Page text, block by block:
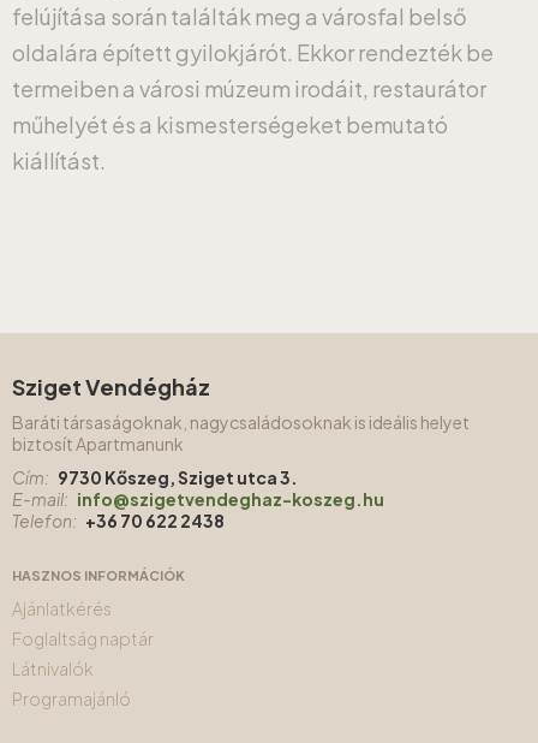
felújítása során találták meg a városfal belső
oldalára épített gyilokjárót. Ekkor rendezték be
termeiben a városi múzeum irodáit, restaurátor
műhelyét és a kismesterségeket bemutató
kiállítást.
Sziget Vendégház
Baráti társaságoknak, nagycsaládosoknak is ideális helyet
biztosít Apartmanunk
Cím: 9730 Kőszeg, Sziget utca 3.
E-mail: info@szigetvendeghaz-koszeg.hu
Telefon: +36 70 622 2438
HASZNOS INFORMÁCIÓK
Ajánlatkérés
Foglaltság naptár
Látnivalók
Programajánló